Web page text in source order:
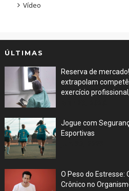
Vídeo
ÚLTIMAS
Reserva de
extrapolam
exercício
Jogue com
Esportivas
O Peso do Estresse:
Crônico no